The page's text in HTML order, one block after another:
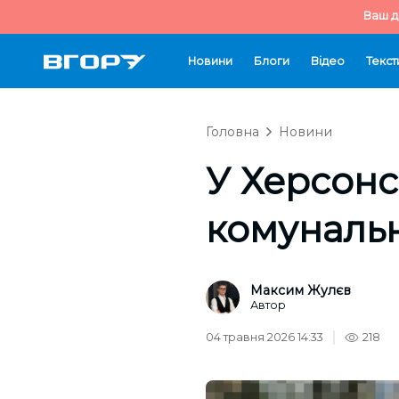
Ваш
Новини Блоги Відео
Головна Новини
У
Максим Жулєв
Автор
04 травня 2026 14:33 218